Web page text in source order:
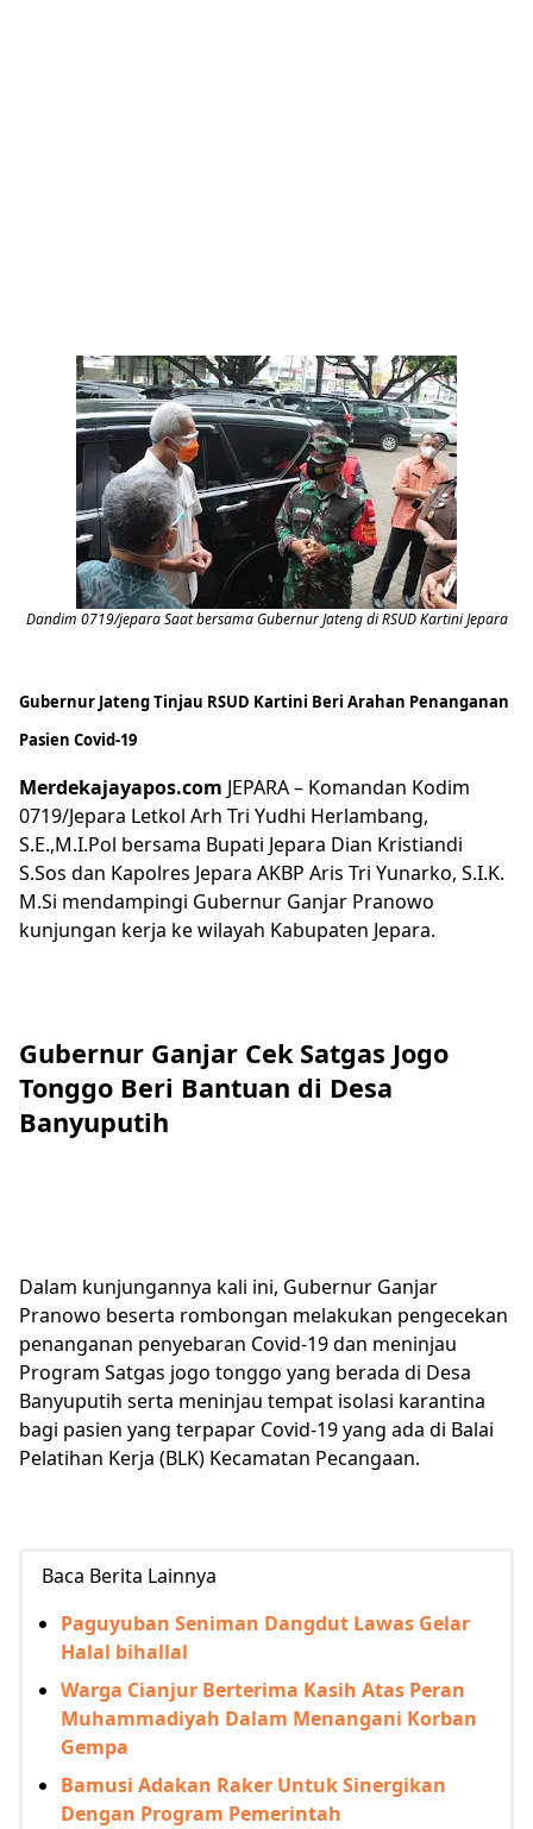
Dandim 0719/jepara Saat bersama Gubernur Jateng di RSUD Kartini Jepara
Gubernur Jateng Tinjau RSUD Kartini Beri Arahan Penanganan
Pasien Covid-19
Merdekajayapos.com JEPARA – Komandan Kodim
0719/Jepara Letkol Arh Tri Yudhi Herlambang,
S.E.,M.I.Pol bersama Bupati Jepara Dian Kristiandi
S.Sos dan Kapolres Jepara AKBP Aris Tri Yunarko, S.I.K.
M.Si mendampingi Gubernur Ganjar Pranowo
kunjungan kerja ke wilayah Kabupaten Jepara.
Gubernur Ganjar Cek Satgas Jogo
Tonggo Beri Bantuan di Desa
Banyuputih
Dalam kunjungannya kali ini, Gubernur Ganjar
Pranowo beserta rombongan melakukan pengecekan
penanganan penyebaran Covid-19 dan meninjau
Program Satgas jogo tonggo yang berada di Desa
Banyuputih serta meninjau tempat isolasi karantina
bagi pasien yang terpapar Covid-19 yang ada di Balai
Pelatihan Kerja (BLK) Kecamatan Pecangaan.
Baca Berita Lainnya
Paguyuban Seniman Dangdut Lawas Gelar
Halal bihallal
Warga Cianjur Berterima Kasih Atas Peran
Muhammadiyah Dalam Menangani Korban
Gempa
Bamusi Adakan Raker Untuk Sinergikan
Dengan Program Pemerintah